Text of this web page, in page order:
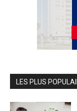
LES PLUS